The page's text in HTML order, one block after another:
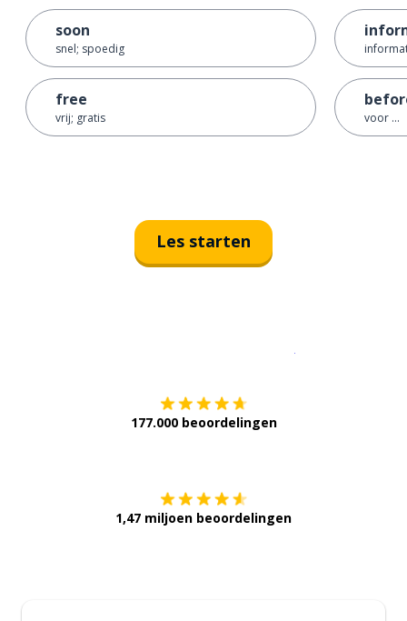
soon
snel; spoedig
free
vrij; gratis voor ...
Les starten
177.000 beoordelingen
1,47 miljoen beoordelingen